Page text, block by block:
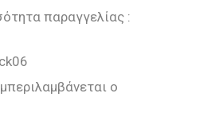
παραγγελίας :
ο